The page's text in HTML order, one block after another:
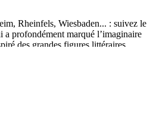
Rheinfels, Wiesbaden... : suivez le
profondément marqué l’imaginaire
des grandes figures littéraires
Wolfgang von Goethe.